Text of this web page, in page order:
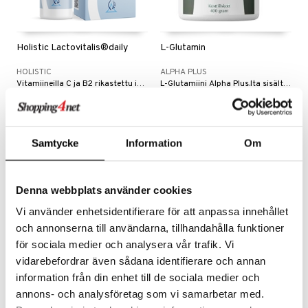
Samtycke Information Om
Denna webbplats använder cookies
Vi använder enhetsidentifierare för att anpassa innehållet
och annonserna till användarna, tillhandahålla funktioner
för sociala medier och analysera vår trafik. Vi
vidarebefordrar även sådana identifierare och annan
information från din enhet till de sociala medier och
annons- och analysföretag som vi samarbetar med.
Holistic Lactovitalis®daily
HOLISTIC
Vitamiineilla C ja B2 rikastettu immuunijärjestelmää ja limakalvoja varten.
14,97
L-Glutamin
ALPHA PLUS
L-Glutamiini Alpha Plus.lta sisältää 100 % puhdasta glutamiinia vapaassa muodossa.
34,90€)
Ledins MacroLedin Elexir Mjölksyrabakterier